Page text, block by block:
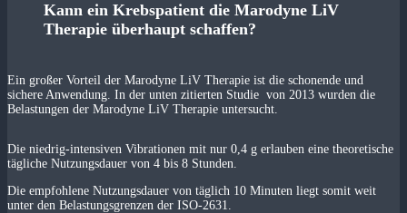
Kann ein Krebspatient die Marodyne LiV
Therapie überhaupt schaffen?
Ein großer Vorteil der Marodyne LiV Therapie ist die schonende und
sichere Anwendung. In der unten zitierten Studie von 2013 wurden die
Belastungen der Marodyne LiV Therapie untersucht.
Die niedrig-intensiven Vibrationen mit nur 0,4 g erlauben eine theoretische
tägliche Nutzungsdauer von 4 bis 8 Stunden.
Die empfohlene Nutzungsdauer von täglich 10 Minuten liegt somit weit
unter den Belastungsgrenzen der ISO-2631.